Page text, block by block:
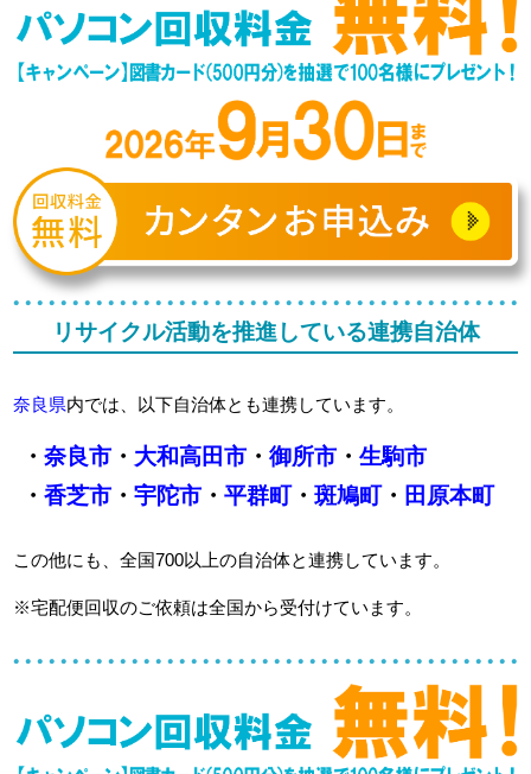
リサイクル活動を推進している連携自治体
奈良県内では、以下自治体とも連携しています。
・ 奈良市・ 大和高田市・ 御所市・ 生駒市
・ 香芝市・ 宇陀市・ 平群町・ 斑鳩町・ 田原本町
この他にも、全国700以上の自治体と連携しています。
※宅配便回収のご依頼は全国から受付けています。